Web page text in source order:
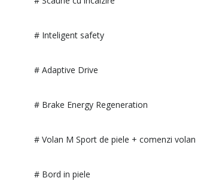
# Inteligent safety
# Adaptive Drive
# Brake Energy Regeneration
# Volan M Sport de piele + comenzi volan
# Bord in piele